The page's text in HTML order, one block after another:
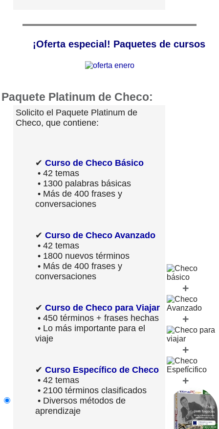
¡Oferta especial! Paquetes de cursos
Paquete Platinum de Checo:
Solicito el Paquete Platinum de
Checo, que contiene:
✔ Curso de Checo Básico
• 42 temas
• 1300 palabras básicas
• Más de 400 frases y
conversaciones
✔ Curso de Checo Avanzado
• 42 temas
• 1800 nuevos términos
• Más de 400 frases y
conversaciones
✔ Curso de Checo para Viajar
• 450 términos + frases hechas
• Lo más importante para el
viaje
✔ Curso Específico de Checo
• 42 temas
• 2100 términos clasificados
• Diversos métodos de
aprendizaje
+
+
+
+